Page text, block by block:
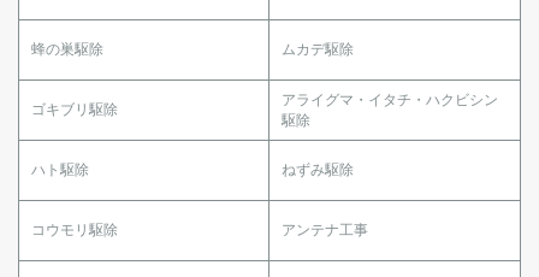
蜂の巣駆除 ムカデ駆除
ゴキブリ駆除
アライグマ・イタチ・ハクビシン
駆除
ハト駆除 ねずみ駆除
コウモリ駆除 アンテナ工事